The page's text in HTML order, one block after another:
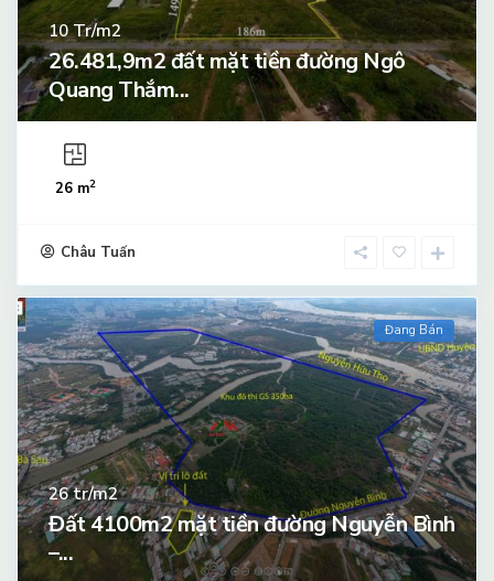
10Tr/m2
26.481,9m2 đất mặt tiền đường Ngô
Quang Thắm...
26 m2
Châu Tuấn
Đang Bán
26tr/m2
Đất 4100m2 mặt tiền đường Nguyễn Bình
–...